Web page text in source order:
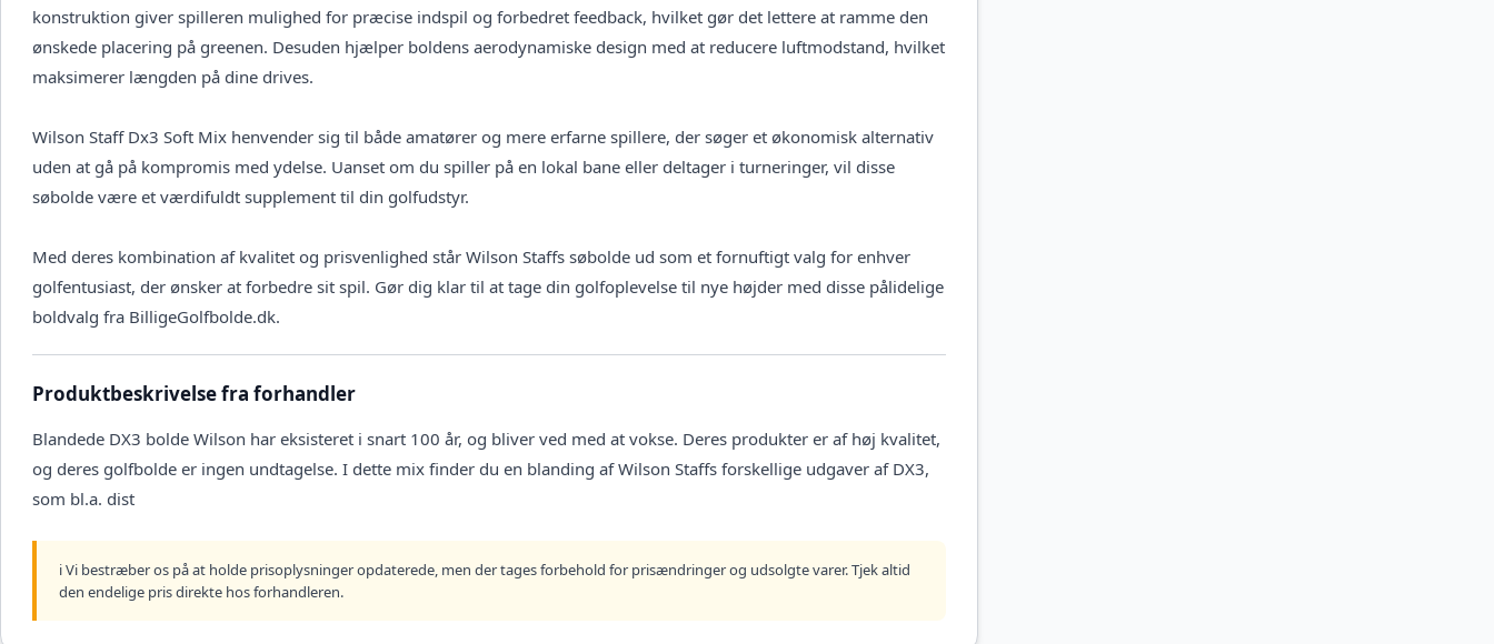
konstruktion giver spilleren mulighed for præcise indspil og forbedret feedback, hvilket gør det lettere at ramme den
ønskede placering på greenen. Desuden hjælper boldens aerodynamiske design med at reducere luftmodstand, hvilket
maksimerer længden på dine drives.
Wilson Staff Dx3 Soft Mix henvender sig til både amatører og mere erfarne spillere, der søger et økonomisk alternativ
uden at gå på kompromis med ydelse. Uanset om du spiller på en lokal bane eller deltager i turneringer, vil disse
søbolde være et værdifuldt supplement til din golfudstyr.
Med deres kombination af kvalitet og prisvenlighed står Wilson Staffs søbolde ud som et fornuftigt valg for enhver
golfentusiast, der ønsker at forbedre sit spil. Gør dig klar til at tage din golfoplevelse til nye højder med disse pålidelige
boldvalg fra BilligeGolfbolde.dk.
Produktbeskrivelse fra forhandler
Blandede DX3 bolde Wilson har eksisteret i snart 100 år, og bliver ved med at vokse. Deres produkter er af høj kvalitet,
og deres golfbolde er ingen undtagelse. I dette mix finder du en blanding af Wilson Staffs forskellige udgaver af DX3,
som bl.a. dist
ℹ️ Vi bestræber os på at holde prisoplysninger opdaterede, men der tages forbehold for prisændringer og udsolgte varer. Tjek altid
den endelige pris direkte hos forhandleren.